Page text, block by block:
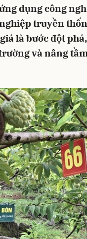
dụng công
truyền
là bước đột
và nâng